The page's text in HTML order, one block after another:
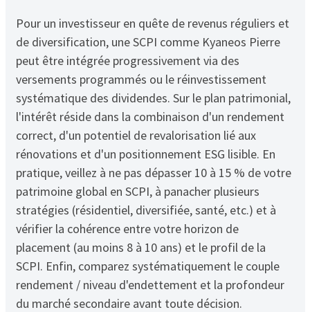
Pour un investisseur en quête de revenus réguliers et
de diversification, une SCPI comme Kyaneos Pierre
peut être intégrée progressivement via des
versements programmés ou le réinvestissement
systématique des dividendes. Sur le plan patrimonial,
l'intérêt réside dans la combinaison d'un rendement
correct, d'un potentiel de revalorisation lié aux
rénovations et d'un positionnement ESG lisible. En
pratique, veillez à ne pas dépasser 10 à 15 % de votre
patrimoine global en SCPI, à panacher plusieurs
stratégies (résidentiel, diversifiée, santé, etc.) et à
vérifier la cohérence entre votre horizon de
placement (au moins 8 à 10 ans) et le profil de la
SCPI. Enfin, comparez systématiquement le couple
rendement / niveau d'endettement et la profondeur
du marché secondaire avant toute décision.